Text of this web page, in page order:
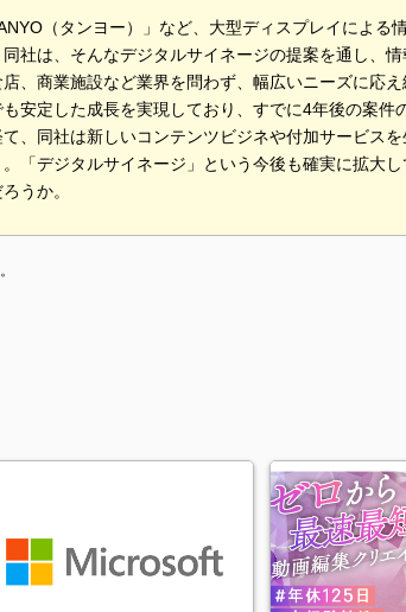
（タンヨー）」など、大型ディスプレイによる
社は、そんなデジタルサイネージの提案を通し、情
、商業施設など業界を問わず、幅広いニーズに応
安定した成長を実現しており、すでに4年後の案件
、同社は新しいコンテンツビジネや付加サービス
「デジタルサイネージ」という今後も確実に拡大
うか。